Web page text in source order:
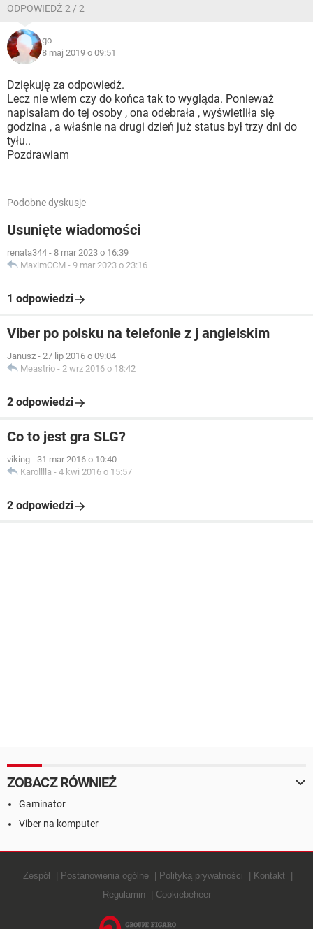
ODPOWIEDŹ 2 / 2
go
8 maj 2019 o 09:51
Dziękuję za odpowiedź.
Lecz nie wiem czy do końca tak to wygląda. Ponieważ
napisałam do tej osoby , ona odebrała , wyświetliła się
godzina , a właśnie na drugi dzień już status był trzy dni do
tyłu..
Pozdrawiam
Podobne dyskusje
Usunięte wiadomości
renata344 - 8 mar 2023 o 16:39
MaximCCM - 9 mar 2023 o 23:16
1 odpowiedzi
Viber po polsku na telefonie z j angielskim
Janusz - 27 lip 2016 o 09:04
Meastrio - 2 wrz 2016 o 18:42
2 odpowiedzi
Co to jest gra SLG?
viking - 31 mar 2016 o 10:40
Karolllla - 4 kwi 2016 o 15:57
2 odpowiedzi
ZOBACZ RÓWNIEŻ
Gaminator
Viber na komputer
Zespół Postanowienia ogólne Polityką prywatności
Kontakt
Regulamin
Cookiebeheer